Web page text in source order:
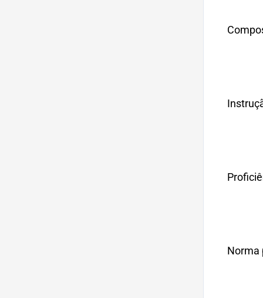
Norma